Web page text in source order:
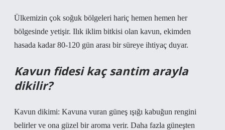
Ülkemizin çok soğuk bölgeleri hariç hemen hemen her
bölgesinde yetişir. Ilık iklim bitkisi olan kavun, ekimden
hasada kadar 80-120 gün arası bir süreye ihtiyaç duyar.
Kavun fidesi kaç santim arayla
dikilir?
Kavun dikimi: Kavuna vuran güneş ışığı kabuğun rengini
belirler ve ona güzel bir aroma verir. Daha fazla güneşten